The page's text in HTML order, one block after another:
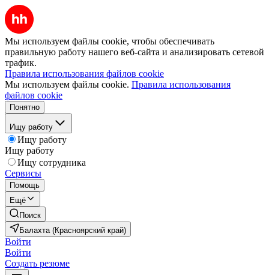
Мы используем файлы cookie, чтобы обеспечивать
правильную работу нашего веб-сайта и анализировать сетевой
трафик.
Правила использования файлов cookie
Мы используем файлы cookie. Правила использования
файлов cookie
Понятно
Ищу работу
Ищу работу
Ищу работу
Ищу сотрудника
Сервисы
Помощь
Ещё
Поиск
Балахта (Красноярский край)
Войти
Войти
Создать резюме